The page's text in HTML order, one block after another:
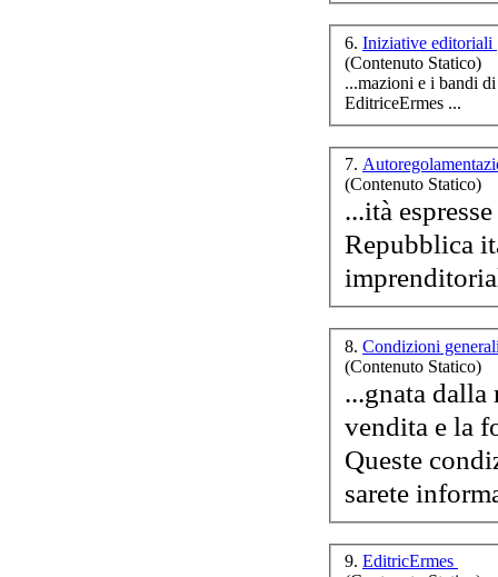
6. Iniziative editoriali
(Contenuto Statico)
EditriceErmes ...
7.
(Contenuto Statico)
...ità
8. Condizioni
(Contenuto Statico)
...gnata
vendita e la
Queste
sarete
9. EditricErmes